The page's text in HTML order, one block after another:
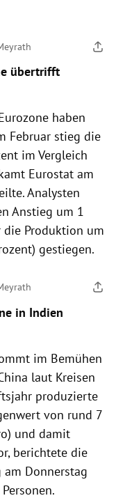
übertrifft
haben
Februar stieg die
im Vergleich
Eurostat am
Analysten
Anstieg um 1
die Produktion um
gestiegen.
in Indien
im Bemühen
laut Kreisen
produzierte
von rund 7
und damit
berichtete die
Donnerstag